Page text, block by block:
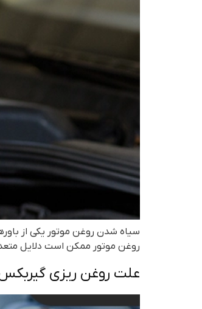
سیاه شدن روغن موتور یکی از
روغن موتور ممکن است دلایل
علت روغن ریزی